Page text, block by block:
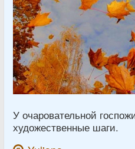
У очаровательной
художественные шаги.